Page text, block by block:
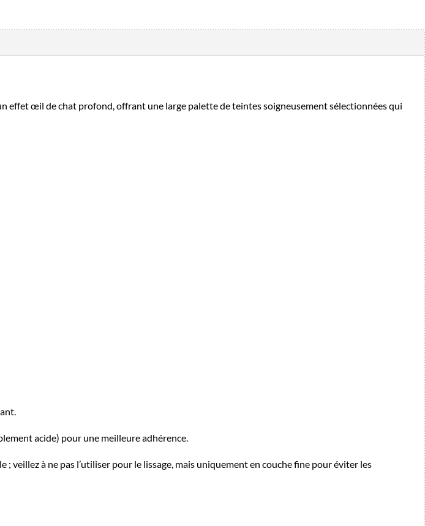
effet œil de chat profond, offrant une large palette de teintes soigneusement sélectionnées qui
acide) pour une meilleure adhérence.
veillez à ne pas l’utiliser pour le lissage, mais uniquement en couche fine pour éviter les